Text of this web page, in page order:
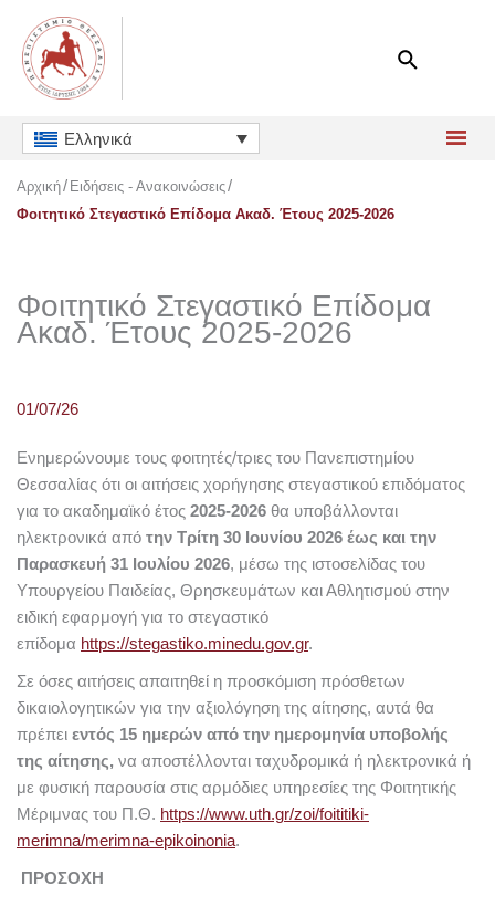
περιεχόμενο
Ελληνικά
Αρχική Ειδήσεις - Ανακοινώσεις
Φοιτητικό Στεγαστικό Επίδομα Ακαδ. Έτους 2025-2026
Φοιτητικό Στεγαστικό Επίδομα
Ακαδ. Έτους 2025-2026
01/07/26
Ενημερώνουμε τους φοιτητές/τριες του Πανεπιστημίου
Θεσσαλίας ότι οι αιτήσεις χορήγησης στεγαστικού επιδόματος
για το ακαδημαϊκό έτος 2025-2026 θα υποβάλλονται
ηλεκτρονικά από την Τρίτη 30 Ιουνίου 2026 έως και την
Παρασκευή 31 Ιουλίου 2026, μέσω της ιστοσελίδας του
Υπουργείου Παιδείας, Θρησκευμάτων και Αθλητισμού στην
ειδική εφαρμογή για το στεγαστικό
επίδομα https://stegastiko.minedu.gov.gr.
Σε όσες αιτήσεις απαιτηθεί η προσκόμιση πρόσθετων
δικαιολογητικών για την αξιολόγηση της αίτησης, αυτά θα
πρέπει εντός 15 ημερών από την ημερομηνία υποβολής
της αίτησης, να αποστέλλονται ταχυδρομικά ή ηλεκτρονικά ή
με φυσική παρουσία στις αρμόδιες υπηρεσίες της Φοιτητικής
Μέριμνας του Π.Θ. https://www.uth.gr/zoi/foititiki-
merimna/merimna-epikoinonia.
ΠΡΟΣΟΧΗ